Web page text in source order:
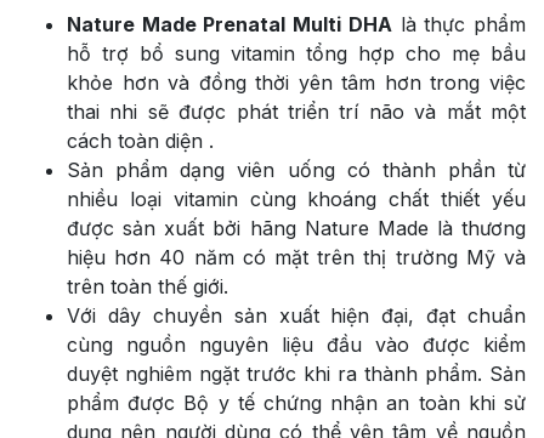
Nature Made Prenatal Multi DHAlà thực phẩm
hỗ trợ bổ sung vitamin tổng hợp cho mẹ bầu
khỏe hơn và đồng thời yên tâm hơn trong việc
thai nhi sẽ được phát triển trí não và mắt một
cách toàn diện .
Sản phẩm dạng viên uống có thành phần từ
nhiều loại vitamin cùng khoáng chất thiết yếu
được sản xuất bởi hãng Nature Made là thương
hiệu hơn 40 năm có mặt trên thị trường Mỹ và
trên toàn thế giới.
Với dây chuyền sản xuất hiện đại, đạt chuẩn
cùng nguồn nguyên liệu đầu vào được kiểm
duyệt nghiêm ngặt trước khi ra thành phẩm. Sản
phẩm được Bộ y tế chứng nhận an toàn khi sử
dụng nên người dùng có thể yên tâm về nguồn